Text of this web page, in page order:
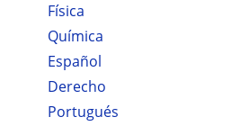
Física
Química
Español
Derecho
Portugués